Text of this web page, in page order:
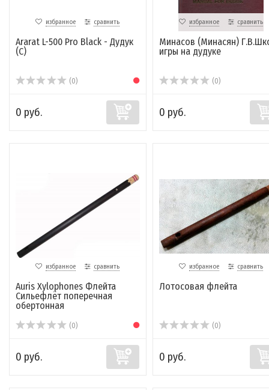
избранное сравнить
Ararat L-500 Pro Black - Дудук
(С)
(0)
0 руб.
избранное сравнить
Минасов (Минасян)
игры на дудуке
(0)
0 руб.
избранное сравнить
Auris Xylophones Флейта
Сильефлёт поперечная
обертонная
(0)
0 руб.
избранное сравнить
Лотосовая флейта
(0)
0 руб.